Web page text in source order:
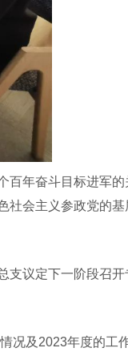
年奋斗目标进军的
社会主义参政党的基
议定下一阶段召开
及2023年度的工作